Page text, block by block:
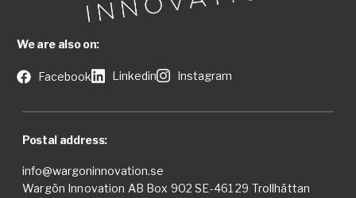
We are also on:
Facebook Linkedin Instagram
Postal address:
info@wargoninnovation.se
Wargön Innovation AB Box 902 SE-461 29 Trollhättan